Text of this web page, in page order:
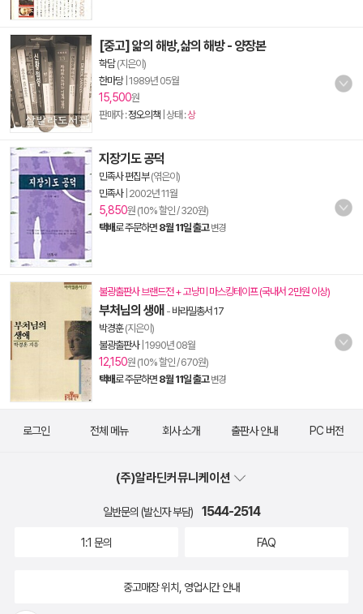
[중고] 앎의 해방,삶의 해방 - 양장본
학담(지은이)
한마당| 1989년 05월
15,500원
판매자 :정오의책 | 상태 :상
지장기도 공덕
민족사 편집부(엮은이)
민족사| 2002년 11월
5,850원 (10% 할인 / 320원)
택배로 주문하면 8월 11일 출고 변경
불광출판사 브랜드전 + 고냥미 마스킹테이프 (국내서 2만원 이상)
부처님의 생애 - 바라밀총서 17
박경훈(지은이)
불광출판사| 1990년 08월
12,150원 (10% 할인 / 670원)
택배로 주문하면 8월 11일 출고 변경
로그인 전체 메뉴 회사 소개 출판사 안내 PC 버전
(주)알라딘커뮤니케이션
일반문의 (발신자 부담) 1544-2514
1:1 문의 FAQ
중고매장 위치, 영업시간 안내